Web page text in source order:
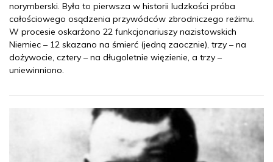
norymberski. Była to pierwsza w historii ludzkości próba
całościowego osądzenia przywódców zbrodniczego reżimu.
W procesie oskarżono 22 funkcjonariuszy nazistowskich
Niemiec – 12 skazano na śmierć (jedną zaocznie), trzy – na
dożywocie, cztery – na długoletnie więzienie, a trzy –
uniewinniono.